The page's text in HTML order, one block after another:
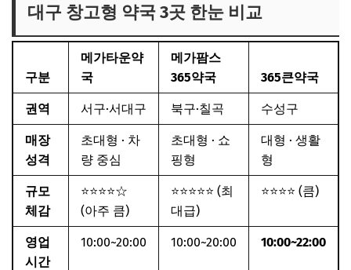
대구 창고형 약국 3곳 한눈 비교
구분
메가타운약
국
메가팜스
365약국
365큰약국
권역 서구·서대구 북구·칠곡 수성구
매장
성격
초대형 · 차
량 중심
초대형 · 쇼
핑형
대형 · 생활
형
규모
체감
⭐⭐⭐⭐☆
(아주 큼)
⭐⭐⭐⭐⭐ (최
대급)
⭐⭐⭐⭐ (큼)
영업
시간
10:00~20:00 10:00~20:00 10:00~22:00